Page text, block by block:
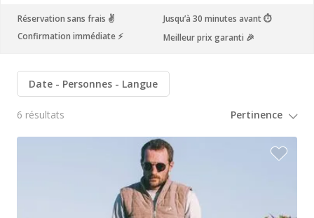
Champagne Devaux
Champagne Mercier
Champagne Moët et Chandon
Champagne Mumm
Champagne Ruinart
Réservation sans frais ✌️
Jusqu’à 30 minutes avant ⏱
Confirmation immédiate ⚡️
Meilleur prix garanti 🎉
Date Personnes Langue
6 résultats